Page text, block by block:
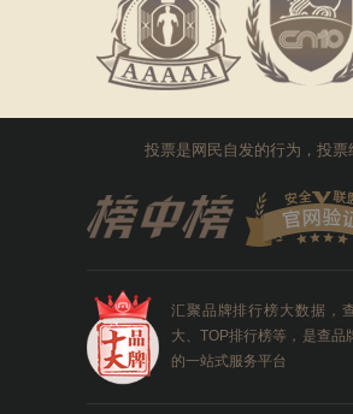
投票是网民自发的行为，投
汇聚品牌排行榜大数据，
大、TOP排行榜等，是查品
的一站式服务平台